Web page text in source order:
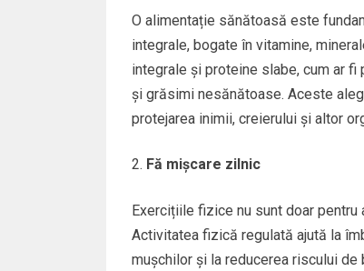
O alimentație sănătoasă este
integrale, bogate în vitamine,
integrale și proteine slabe, cum ar
și grăsimi nesănătoase. Aceste
protejarea inimii, creierului și altor
Fă mișcare zilnic
Exercițiile fizice nu sunt doar
Activitatea fizică regulată ajută la
mușchilor și la reducerea riscului